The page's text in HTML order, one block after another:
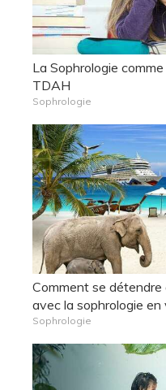
La Sophrologie
TDAH
Sophrologie
Comment se
avec la sophrologie en
Sophrologie